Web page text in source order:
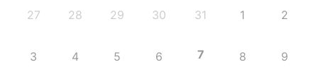
27 28 29 30 31 1 2
3 4 5 6 7 8 9